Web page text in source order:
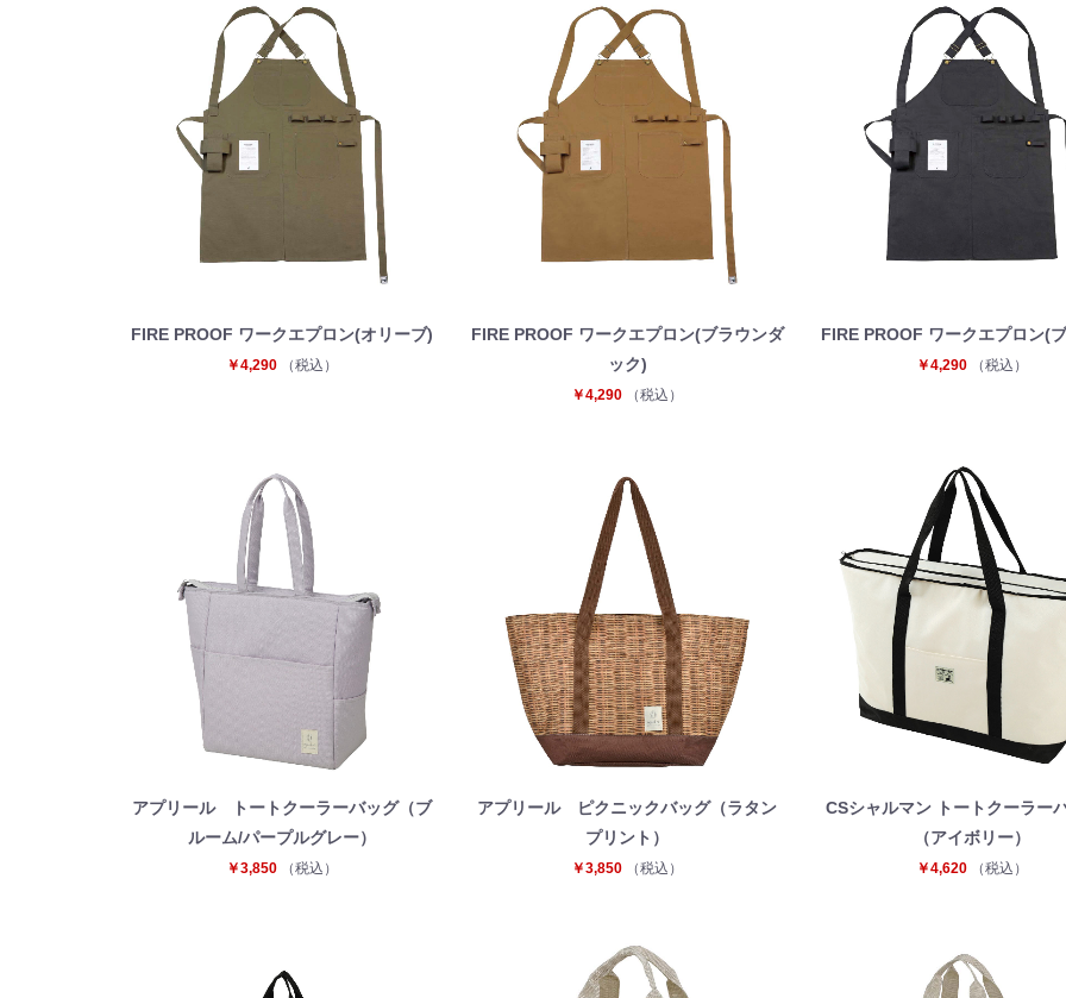
FIRE PROOF ワークエプロン(オリーブ)
￥4,290 （税込）
FIRE PROOF ワークエプロン(ブラウンダ
ック)
￥4,290 （税込）
FIRE PROOF ワークエプロン(
￥4,290 （税込）
アプリール トートクーラーバッグ（ブ
ルーム/パープルグレー）
￥3,850 （税込）
アプリール ピクニックバッグ（ラタン
プリント）
￥3,850 （税込）
CSシャルマン トートクーラー
（アイボリー）
￥4,620 （税込）